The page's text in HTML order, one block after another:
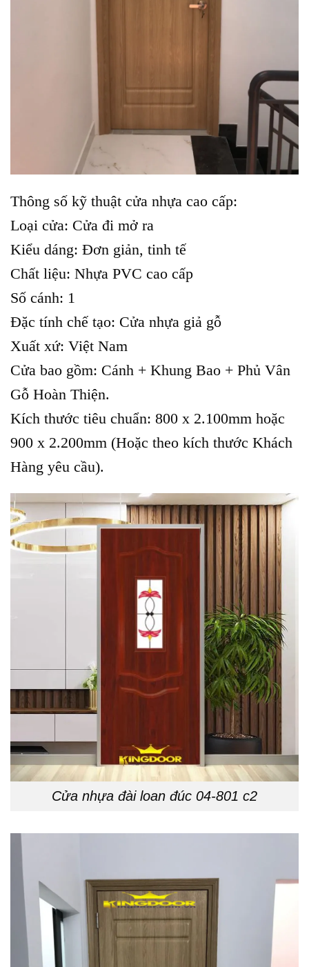
Thông số kỹ thuật cửa nhựa cao cấp:
Loại cửa: Cửa đi mở ra
Kiểu dáng: Đơn giản, tinh tế
Chất liệu: Nhựa PVC cao cấp
Số cánh: 1
Đặc tính chế tạo: Cửa nhựa giả gỗ
Xuất xứ: Việt Nam
Cửa bao gồm: Cánh + Khung Bao + Phủ Vân
Gỗ Hoàn Thiện.
Kích thước tiêu chuẩn: 800 x 2.100mm hoặc
900 x 2.200mm (Hoặc theo kích thước Khách
Hàng yêu cầu).
Cửa nhựa đài loan đúc 04-801 c2